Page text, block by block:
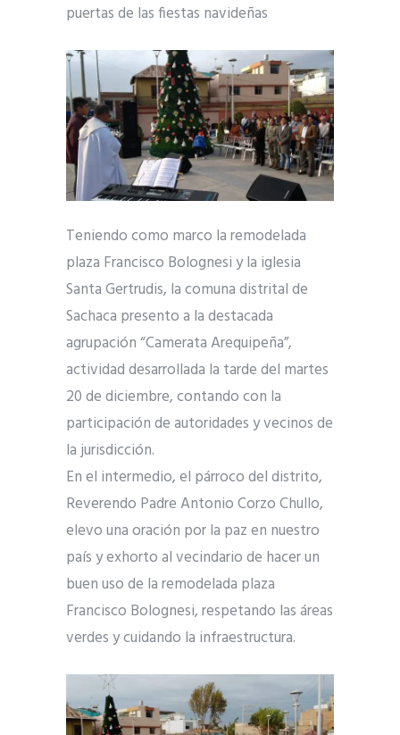
puertas de las fiestas navideñas
Teniendo como marco la remodelada
plaza Francisco Bolognesi y la iglesia
Santa Gertrudis, la comuna distrital de
Sachaca presento a la destacada
agrupación “Camerata Arequipeña”,
actividad desarrollada la tarde del martes
20 de diciembre, contando con la
participación de autoridades y vecinos de
la jurisdicción.
En el intermedio, el párroco del distrito,
Reverendo Padre Antonio Corzo Chullo,
elevo una oración por la paz en nuestro
país y exhorto al vecindario de hacer un
buen uso de la remodelada plaza
Francisco Bolognesi, respetando las áreas
verdes y cuidando la infraestructura.